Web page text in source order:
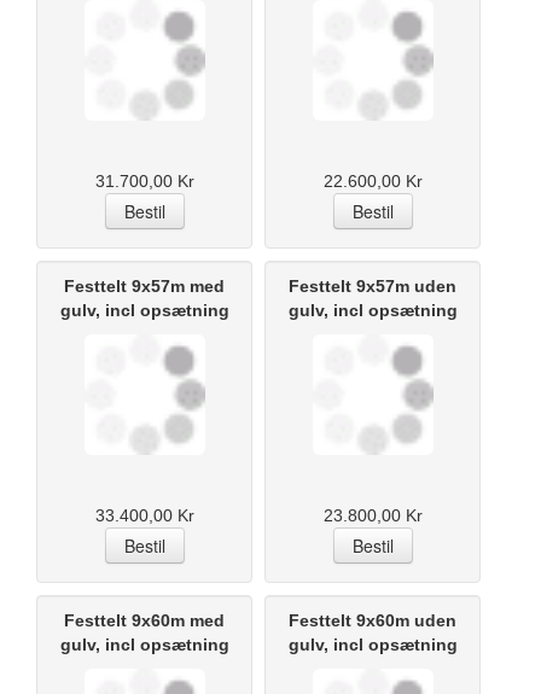
31.700,00 Kr 22.600,00 Kr
Festtelt 9x57m med
gulv, incl opsætning
33.400,00 Kr
Festtelt 9x57m uden
gulv, incl opsætning
23.800,00 Kr
Festtelt 9x60m med
gulv, incl opsætning
Festtelt 9x60m uden
gulv, incl opsætning